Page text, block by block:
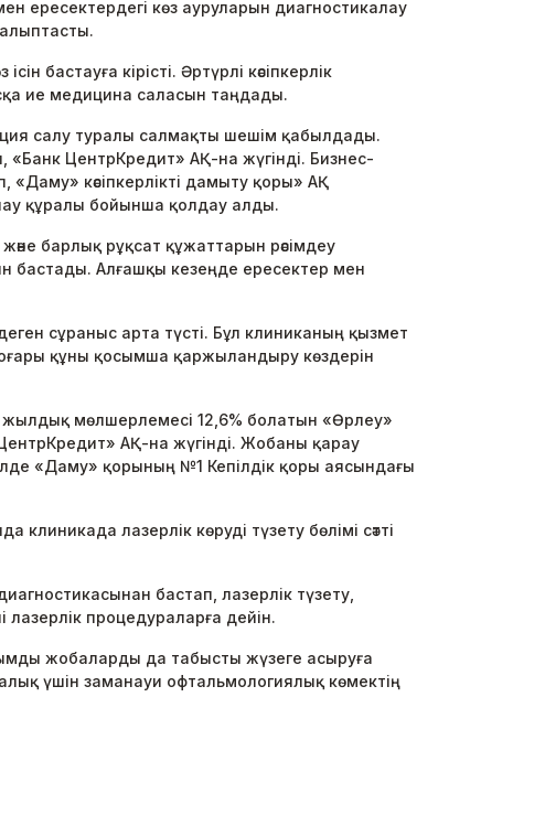
ересектердегі көз ауруларын диагностикалау
кірісті. Әртүрлі кәсіпкерлік
ие медицина саласын таңдады.
салу туралы салмақты шешім қабылдады.
ЦентрКредит» АҚ-на жүгінді. Бизнес-
«Даму» кәсіпкерлікті дамыту қоры» АҚ
құралы бойынша қолдау алды.
барлық рұқсат құжаттарын рәсімдеу
бастады. Алғашқы кезеңде ересектер мен
сұраныс арта түсті. Бұл клиниканың қызмет
құны қосымша қаржыландыру көздерін
мөлшерлемесі 12,6% болатын «Өрлеу»
АҚ-на жүгінді. Жобаны қарау
«Даму» қорының №1 Кепілдік қоры аясындағы
лазерлік көруді түзету бөлімі сәтті
бастап, лазерлік түзету,
процедураларға дейін.
жобаларды да табысты жүзеге асыруға
үшін заманауи офтальмологиялық көмектің